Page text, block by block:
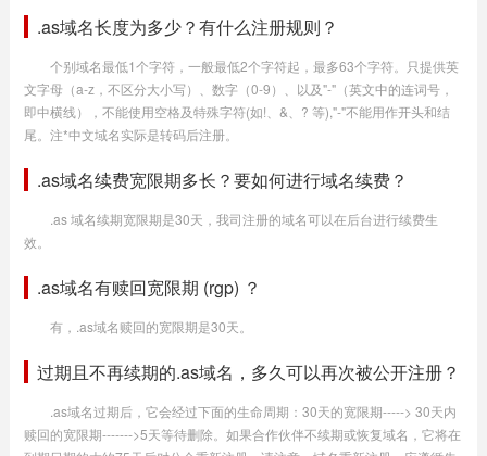
.as域名长度为多少？有什么注册规则？
个别域名最低1个字符，一般最低2个字符起，最多63个字符。只提供英
文字母（a-z，不区分大小写）、数字（0-9）、以及"-"（英文中的连词号，
即中横线），不能使用空格及特殊字符(如!、&、? 等),"-"不能用作开头和结
尾。注*中文域名实际是转码后注册。
.as域名续费宽限期多长？要如何进行域名续费？
.as 域名续期宽限期是30天，我司注册的域名可以在后台进行续费生
效。
.as域名有赎回宽限期 (rgp) ？
有，.as域名赎回的宽限期是30天。
过期且不再续期的.as域名，多久可以再次被公开注册？
.as域名过期后，它会经过下面的生命周期：30天的宽限期-----> 30天内
赎回的宽限期------->5天等待删除。如果合作伙伴不续期或恢复域名，它将在